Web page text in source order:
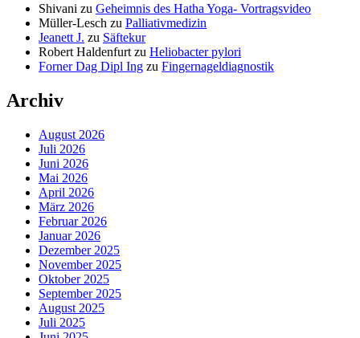
Shivani zu Geheimnis des Hatha Yoga- Vortragsvideo
Müller-Lesch zu Palliativmedizin
Jeanett J. zu Säftekur
Robert Haldenfurt zu Heliobacter pylori
Forner Dag Dipl Ing zu Fingernageldiagnostik
Archiv
August 2026
Juli 2026
Juni 2026
Mai 2026
April 2026
März 2026
Februar 2026
Januar 2026
Dezember 2025
November 2025
Oktober 2025
September 2025
August 2025
Juli 2025